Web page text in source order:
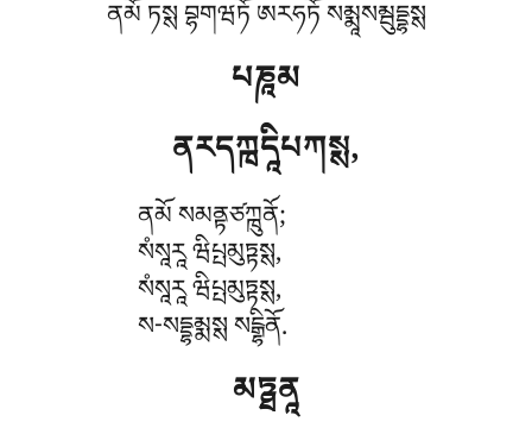
ནམོ ཏསྶ བྷགཝཏོ ཨརཧཏོ སམྨཱསམྦུདྡྷསྶ
པཎཱམ
ནརདཀྑདཱིཔཀསྶ,
ནམོ སམནྟཙཀྑུནོ;
སཾསཱརཱ ཝིཔྤམུཏྟསྶ,
སཾསཱརཱ ཝིཔྤམུཏྟསྶ,
ས-སདྡྷམྨསྶ སངྒྷིནོ.
མཏྠནཱ